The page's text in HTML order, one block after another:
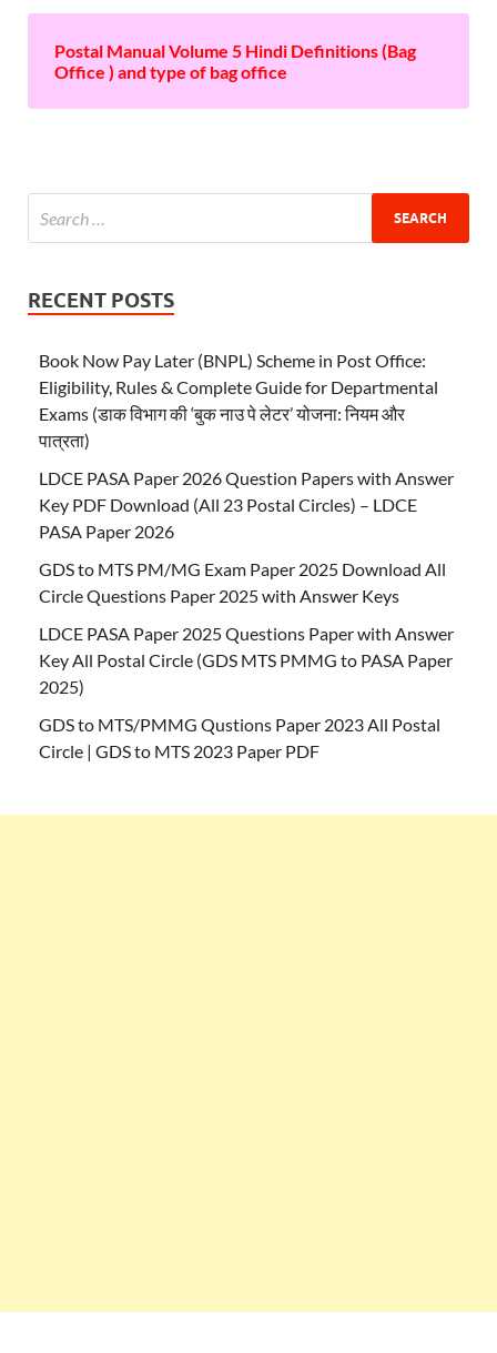
Postal Manual Volume 5 Hindi Definitions (Bag
Office ) and type of bag office
RECENT POSTS
Book Now Pay Later (BNPL) Scheme in Post Office:
Eligibility, Rules & Complete Guide for Departmental
Exams (डाक विभाग की ‘बुक नाउ पे लेटर’ योजना: नियम और
पात्रता)
LDCE PASA Paper 2026 Question Papers with Answer
Key PDF Download (All 23 Postal Circles) – LDCE
PASA Paper 2026
GDS to MTS PM/MG Exam Paper 2025 Download All
Circle Questions Paper 2025 with Answer Keys
LDCE PASA Paper 2025 Questions Paper with Answer
Key All Postal Circle (GDS MTS PMMG to PASA Paper
2025)
GDS to MTS/PMMG Qustions Paper 2023 All Postal
Circle | GDS to MTS 2023 Paper PDF